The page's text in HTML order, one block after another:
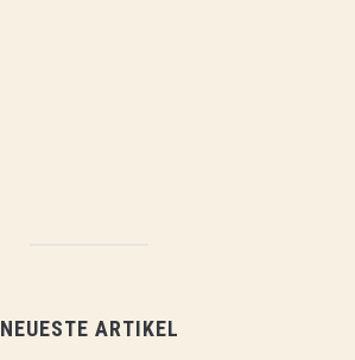
NEUESTE ARTIKEL